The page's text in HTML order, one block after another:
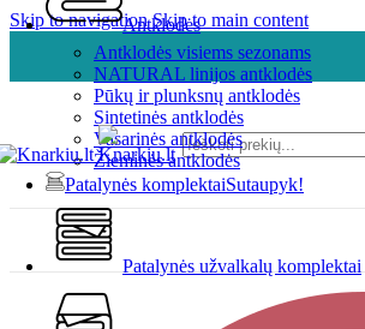
Skip to navigationSkip to main content
Antklodės
Antklodės visiems sezonams
NATURAL linijos antklodės
Pūkų ir plunksnų antklodės
Sintetinės antklodės
Vasarinės antklodės
Žieminės antklodės
Patalynės komplektaiSutaupyk!
Patalynės užvalkalų komplektai